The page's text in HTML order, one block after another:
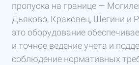
пропуска на границе —
Дьяково, Краковец, Шегини и
это оборудование
и точное ведение учета и
соблюдение нормативных